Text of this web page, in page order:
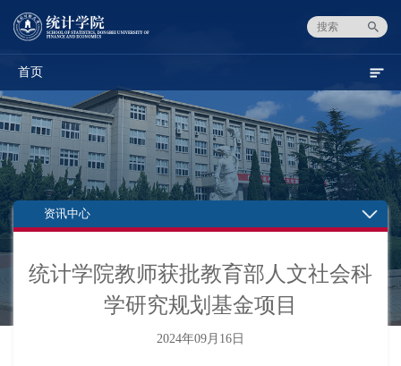
首页
资讯中心
统计学院教师获批教育部人文社会科
学研究规划基金项目
2024年09月16日